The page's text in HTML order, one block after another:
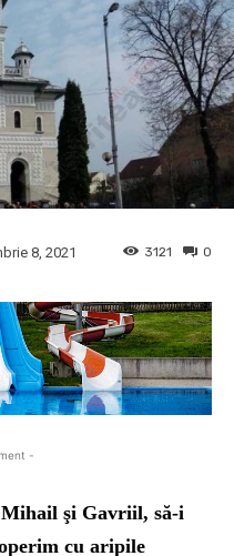
8, 2021 0
3121
-
Mihail şi Gavriil, să-i
cu aripile